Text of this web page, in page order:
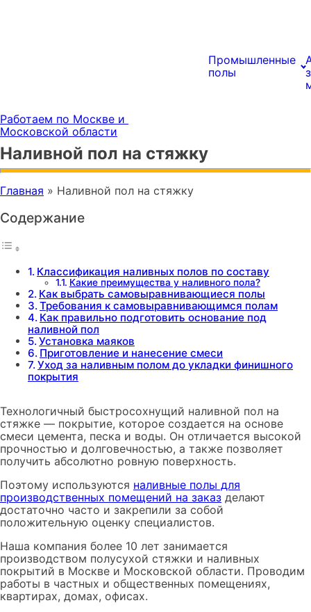
Работаем по Москве и
Московской области
Промышленные
полы
Наливной пол на стяжку
Главная » Наливной пол на стяжку
Содержание
Классификация наливных полов по составу
Какие преимущества у наливного пола?
Как выбрать самовыравнивающиеся полы
Требования к самовыравнивающимся полам
Как правильно подготовить основание под
наливной пол
Установка маяков
Приготовление и нанесение смеси
Уход за наливным полом до укладки финишного
покрытия
Технологичный быстросохнущий наливной пол на
стяжке — покрытие, которое создается на основе
смеси цемента, песка и воды. Он отличается высокой
прочностью и долговечностью, а также позволяет
получить абсолютно ровную поверхность.
Поэтому используются наливные полы для
производственных помещений на заказ делают
достаточно часто и закрепили за собой
положительную оценку специалистов.
Наша компания более 10 лет занимается
производством полусухой стяжки и наливных
покрытий в Москве и Московской области. Проводим
работы в частных и общественных помещениях,
квартирах, домах, офисах.